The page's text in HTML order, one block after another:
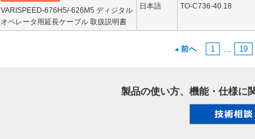
VARISPEED-676H5/-626M5 ディジタル
オペレータ用延長ケーブル 取扱説明書
日本語 TO-C736-40.18
前へ 1 ... 19
製品の使い方、機能・仕様に